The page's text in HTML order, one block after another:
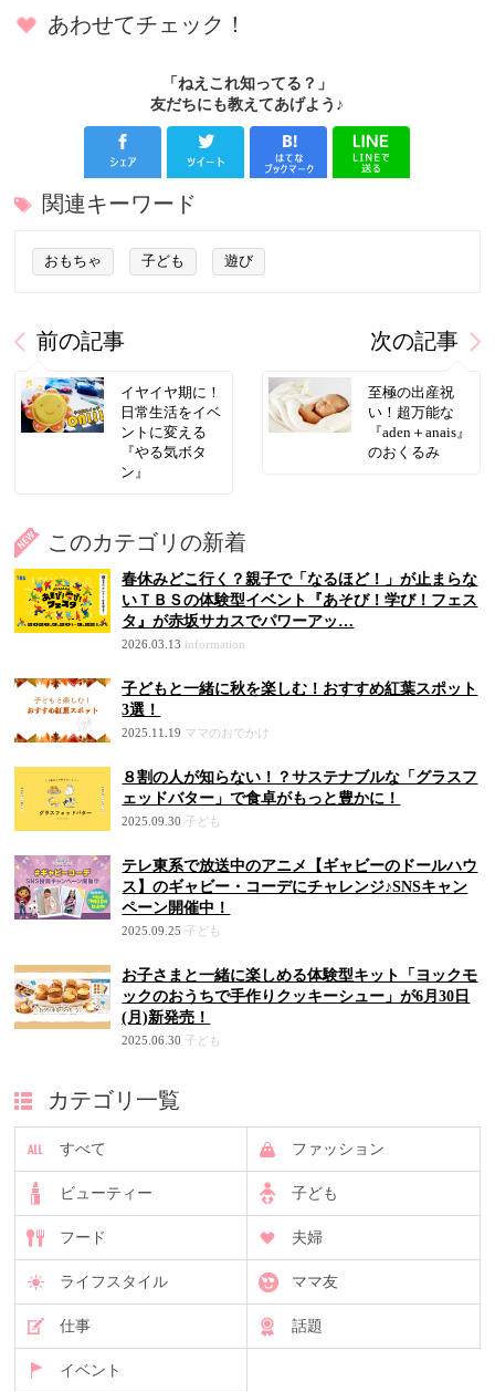
あわせてチェック！
「ねえこれ知ってる？」
友だちにも教えてあげよう♪
関連キーワード
おもちゃ 子ども 遊び
前の記事
イヤイヤ期に！
日常生活をイベ
ントに変える
『やる気ボタ
ン』
次の記事
至極の出産祝
い！超万能な
『aden＋anais』
のおくるみ
このカテゴリの新着
春休みどこ行く？親子で「なるほど！」が止まらな
いＴＢＳの体験型イベント『あそび！学び！フェス
タ』が赤坂サカスでパワーアッ…
2026.03.13 information
子どもと一緒に秋を楽しむ！おすすめ紅葉スポット
3選！
2025.11.19 ママのおでかけ
８割の人が知らない！？サステナブルな「グラスフ
ェッドバター」で食卓がもっと豊かに！
2025.09.30 子ども
テレ東系で放送中のアニメ【ギャビーのドールハウ
ス】のギャビー・コーデにチャレンジ♪SNSキャン
ペーン開催中！
2025.09.25 子ども
お子さまと一緒に楽しめる体験型キット「ヨックモ
ックのおうちで手作りクッキーシュー」が6月30日
(月)新発売！
2025.06.30 子ども
カテゴリ一覧
すべて ファッション
ビューティー 子ども
フード 夫婦
ライフスタイル ママ友
仕事 話題
イベント